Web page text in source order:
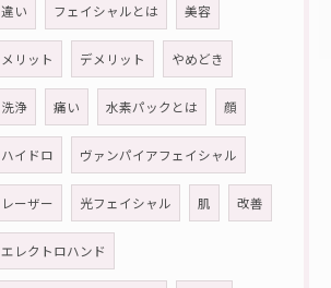
違い フェイシャルとは 美容
メリット デメリット やめどき
洗浄 痛い 水素パックとは 顔
ハイドロ ヴァンパイアフェイシャル
レーザー 光フェイシャル 肌 改善
エレクトロハンド